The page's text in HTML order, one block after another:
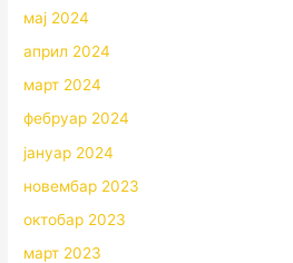
мај 2024
април 2024
март 2024
фебруар 2024
јануар 2024
новембар 2023
октобар 2023
март 2023